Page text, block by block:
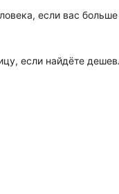
если вас больше
если найдёте